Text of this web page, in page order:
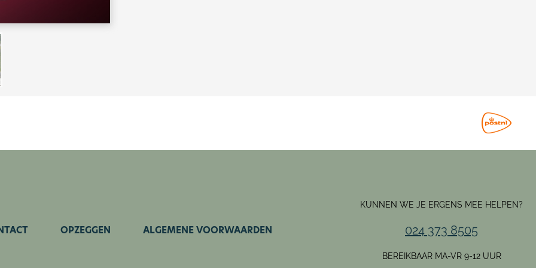
OPZEGGEN ALGEMENE VOORWAARDEN
KUNNEN WE JE ERGENS MEE HELPEN?
024 373 8505
BEREIKBAAR MA-VR 9-12 UUR